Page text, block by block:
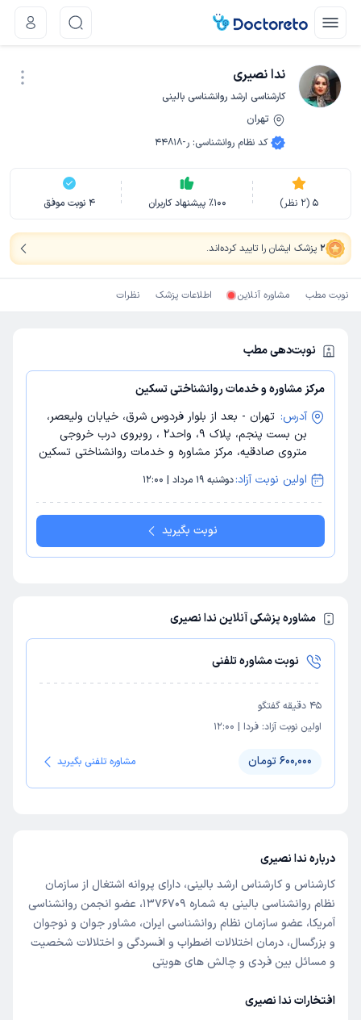
ندا نصیری
کارشناسی ارشد روانشناسی بالینی
تهران
کد نظام روانشناسی: ر-44818
5
(
2 نظر) ٪100 پیشنهاد کاربران 4 نوبت موفق
2 پزشک ایشان را تایید کرده‌اند.
نوبت مطب مشاوره آنلاین اطلاعات پزشک نظرات
نوبت‌دهی مطب
مرکز مشاوره و خدمات روانشناختی تسکین
آدرس: تهران - بعد از بلوار فردوس شرق، خیابان ولیعصر،
بن بست پنجم، پلاک 9، واحد2 ، روبروی درب خروجی
متروی صادقیه، مرکز مشاوره و خدمات روانشناختی تسکین
اولین نوبت آزاد:دوشنبه 19 مرداد | 12:00
نوبت بگیرید
مشاوره پزشکی آنلاین ندا نصیری
نوبت مشاوره تلفنی
45 دقیقه گفتگو
اولین نوبت آزاد: فردا |
12:00
600,000 تومان مشاوره تلفنی بگیرید
درباره ندا نصیری
کارشناس و کارشناس ارشد بالینی، دارای پروانه اشتغال از سازمان
نظام روانشناسی بالینی به شماره 1376709، عضو انجمن روانشناسی
آمریکا، عضو سازمان نظام روانشناسی ایران، مشاور جوان و نوجوان
و بزرگسال، درمان اختلالات اضطراب و افسردگی و اختلالات شخصیت
و مسائل بین فردی و چالش های هویتی
افتخارات ندا نصیری